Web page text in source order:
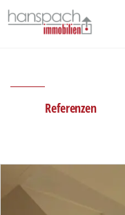
Referenzen